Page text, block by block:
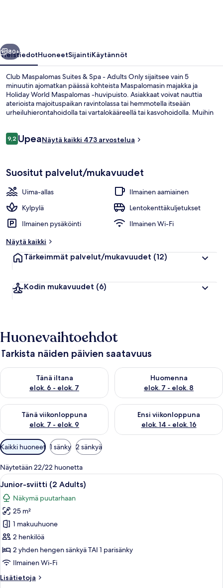
Only
valokuvagalleria
Seuraava
80+
YleistiedotHuoneetSijaintiKäytännöt
Club Maspalomas Suites & Spa - Adults Only sijaitsee vain 5
minuutin ajomatkan päässä kohteista Maspalomasin majakka ja
Holiday World Maspalomas -huvipuisto. Asiakkaat voivat nauttia
aterioista majoituspaikan ravintolassa tai hemmotella itseään
urheiluhierontahoidolla tai vartalokääreellä tai kasvohoidolla. Muihin
majoituspaikan avuliasta henkilökuntaa.
Arvostelut
9,29,2 kautta 10.
UpeaNäytä kaikki 473 arvostelua
Suositut palvelut/mukavuudet
Uima-allas
Ilmainen aamiainen
Kylpylä
Lentokenttäkuljetukset
Ilmainen pysäköinti
Ilmainen Wi-Fi
Näytä kaikki
Tärkeimmät palvelut/mukavuudet (12)
Kodin mukavuudet (6)
Huonevaihtoehdot
Tarkista näiden päivien saatavuus
Tänä iltana
elok. 6 - elok. 7
Tarkista tämän illan saatavuus elok. 6 - elok. 7
Huomenna
elok. 7 - elok. 8
Tarkista huomisen saatavuus
Tänä viikonloppuna
elok. 7 - elok. 9
Tarkista tämän viikonlopun saatavuus elok. 7 - elok. 9
Ensi viikonloppuna
elok. 14 - elok. 16
Tarkista ensi viikonlopun
Huoneille
saatavilla
olevia
suodattimia
Kaikki huoneet 1 sänky 2 sänkyä
Näytetään 22/22 huonetta
Avaa
kaikki
huonetyypin
Junior-
sviitti
(2
Adults)
kuvat
Moderni hotellihuone, jossa on
9
Junior-sviitti (2 Adults)
Näkymä puutarhaan
25 m²
1 makuuhuone
2 henkilöä
2 yhden hengen sänkyä TAI 1 parisänky
Ilmainen Wi-Fi
Lisätietoja
Lisätietoja